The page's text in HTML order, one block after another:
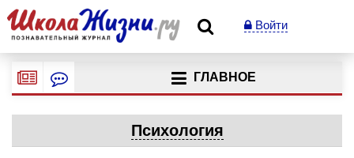
Войти
ГЛАВНОЕ
Психология